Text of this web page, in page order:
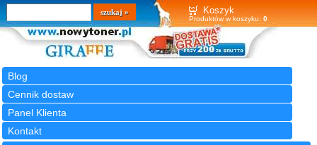
Koszyk
Produktów w koszyku: 0
Blog
Cennik dostaw
Panel Klienta
Kontakt
Wyszukiwarka
szukaj